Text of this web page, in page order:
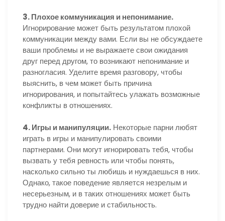
3. Плохое коммуникация и непонимание.
Игнорирование может быть результатом плохой
коммуникации между вами. Если вы не обсуждаете
ваши проблемы и не выражаете свои ожидания
друг перед другом, то возникают непонимание и
разногласия. Уделите время разговору, чтобы
выяснить, в чем может быть причина
игнорирования, и попытайтесь улажать возможные
конфликты в отношениях.
4. Игры и манипуляции. Некоторые парни любят
играть в игры и манипулировать своими
партнерами. Они могут игнорировать тебя, чтобы
вызвать у тебя ревность или чтобы понять,
насколько сильно ты любишь и нуждаешься в них.
Однако, такое поведение является незрелым и
несерьезным, и в таких отношениях может быть
трудно найти доверие и стабильность.